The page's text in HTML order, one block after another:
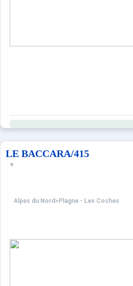
LE BACCARA/415
Alpes du Nord > Plagne - Les Coches